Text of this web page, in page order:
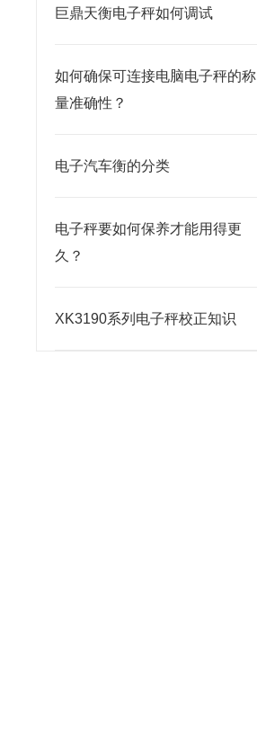
巨鼎天衡电子秤如何调试
如何确保可连接电脑电子秤的称
量准确性？
电子汽车衡的分类
电子秤要如何保养才能用得更
久？
XK3190系列电子秤校正知识